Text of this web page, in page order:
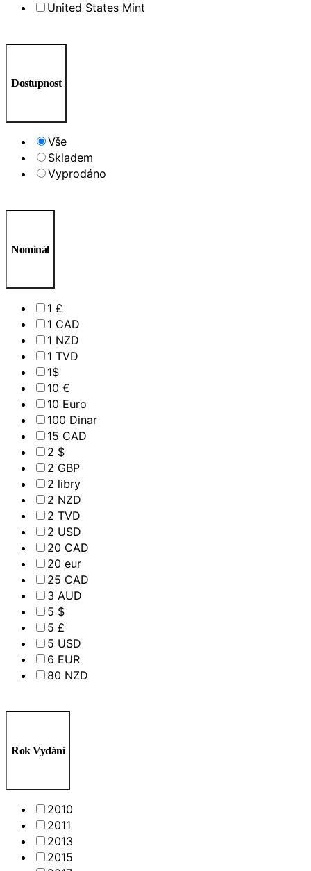
United States Mint
Dostupnost
Vše
Skladem
Vyprodáno
Nominál
1 £
1 CAD
1 NZD
1 TVD
1$
10 €
10 Euro
100 Dinar
15 CAD
2 $
2 GBP
2 libry
2 NZD
2 TVD
2 USD
20 CAD
20 eur
25 CAD
3 AUD
5 $
5 £
5 USD
6 EUR
80 NZD
Rok Vydání
2010
2011
2013
2015